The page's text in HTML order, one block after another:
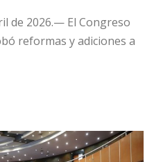
de 2026.— El Congreso
reformas y adiciones a